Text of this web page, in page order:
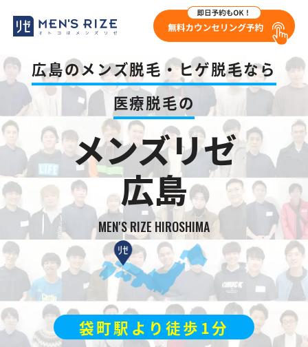
広島のメンズ脱毛・ヒゲ脱毛なら
医療脱毛の
メンズリゼ
広島
MEN'S RIZE HIROSHIMA
袋町駅より徒歩1分